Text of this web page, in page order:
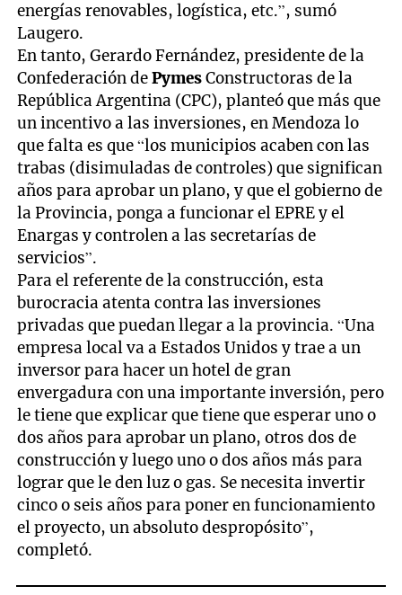
energías renovables, logística, etc.”, sumó
Laugero.
En tanto, Gerardo Fernández, presidente de la
Confederación dePymesConstructoras de la
República Argentina (CPC), planteó que más que
un incentivo a las inversiones, en Mendoza lo
que falta es que “los municipios acaben con las
trabas (disimuladas de controles) que significan
años para aprobar un plano, y que el gobierno de
la Provincia, ponga a funcionar el EPRE y el
Enargas y controlen a las secretarías de
servicios”.
Para el referente de la construcción, esta
burocracia atenta contra las inversiones
privadas que puedan llegar a la provincia. “Una
empresa local va a Estados Unidos y trae a un
inversor para hacer un hotel de gran
envergadura con una importante inversión, pero
le tiene que explicar que tiene que esperar uno o
dos años para aprobar un plano, otros dos de
construcción y luego uno o dos años más para
lograr que le den luz o gas. Se necesita invertir
cinco o seis años para poner en funcionamiento
el proyecto, un absoluto despropósito”,
completó.